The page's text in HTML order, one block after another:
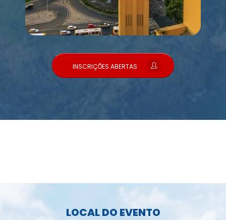
INSCRIÇÕES ABERTAS
LOCAL DO EVENTO